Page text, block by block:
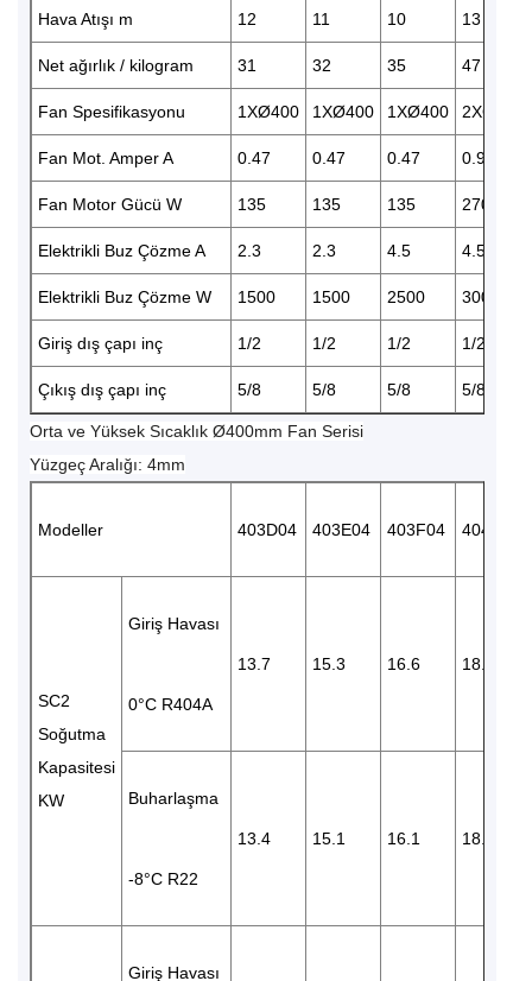
Hava Atışı m 12 11 10 13
Net ağırlık / kilogram 31 32 35 47
Fan Spesifikasyonu 1XØ400 1XØ400 1XØ400 2XØ400
Fan Mot. Amper A 0.47 0.47 0.47 0.94
Fan Motor Gücü W 135 135 135 270
Elektrikli Buz Çözme A 2.3 2.3 4.5 4.5
Elektrikli Buz Çözme W 1500 1500 2500 3000
Giriş dış çapı inç 1/2 1/2 1/2 1/2
Çıkış dış çapı inç 5/8 5/8 5/8 5/8
Orta ve Yüksek Sıcaklık Ø400mm Fan Serisi
Yüzgeç Aralığı: 4mm
Modeller 403D04 403E04 403F04 404E04
SC2
Soğutma
Kapasitesi
KW
Giriş Havası
0°C R404A
13.7 15.3 16.6 18.4
Buharlaşma
-8°C R22
13.4 15.1 16.1 18.3
Giriş Havası